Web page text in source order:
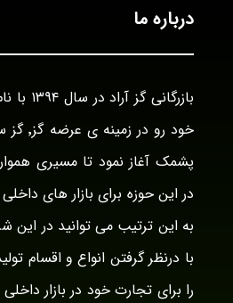
درباره ما
پشمک آغاز نمود تا مسیری
در این حوزه برای بازار های
به این ترتیب می توانید در این
با درنظر گرفتن انواع و اقسام
را برای تجارت خود در بازار